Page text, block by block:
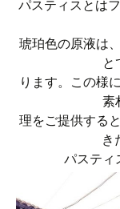
パスティスとは
琥珀色の原液は
と
ります。この様
素
理をご提供する
き
パスティ